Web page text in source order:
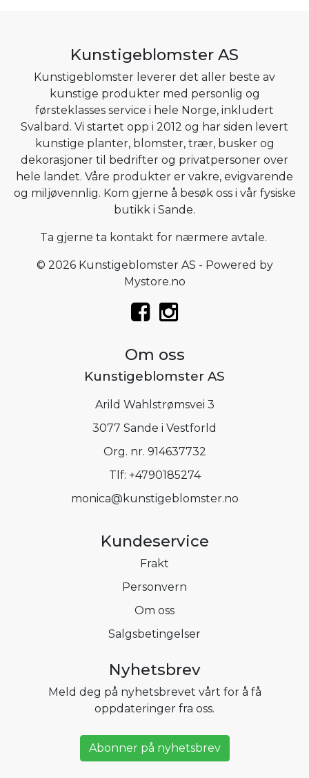
Kunstigeblomster AS
Kunstigeblomster leverer det aller beste av
kunstige produkter med personlig og
førsteklasses service i hele Norge, inkludert
Svalbard. Vi startet opp i 2012 og har siden levert
kunstige planter, blomster, trær, busker og
dekorasjoner til bedrifter og privatpersoner over
hele landet. Våre produkter er vakre, evigvarende
og miljøvennlig. Kom gjerne å besøk oss i vår fysiske
butikk i Sande.
Ta gjerne ta kontakt for nærmere avtale.
© 2026 Kunstigeblomster AS - Powered by
Mystore.no
Om oss
Kunstigeblomster AS
Arild Wahlstrømsvei 3
3077 Sande i Vestforld
Org. nr. 914637732
Tlf: +4790185274
monica@kunstigeblomster.no
Kundeservice
Frakt
Personvern
Om oss
Salgsbetingelser
Nyhetsbrev
Meld deg på nyhetsbrevet vårt for å få
oppdateringer fra oss.
Abonner på nyhetsbrev